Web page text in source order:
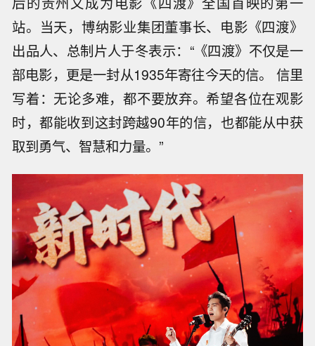
站。当天，博纳影业集团董事长、电影《四渡》
出品人、总制片人于冬表示：“《四渡》不仅是一
部电影，更是一封从1935年寄往今天的信。 信里
写着：无论多难，都不要放弃。希望各位在观影
时，都能收到这封跨越90年的信，也都能从中获
取到勇气、智慧和力量。”